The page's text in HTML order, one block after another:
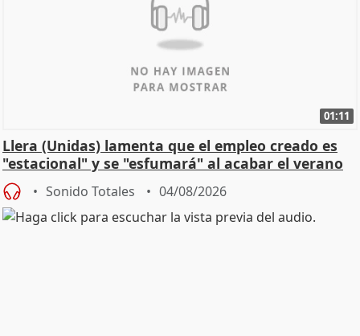
01:11
Llera (Unidas) lamenta que el empleo creado es
"estacional" y se "esfumará" al acabar el verano
Sonido Totales 04/08/2026